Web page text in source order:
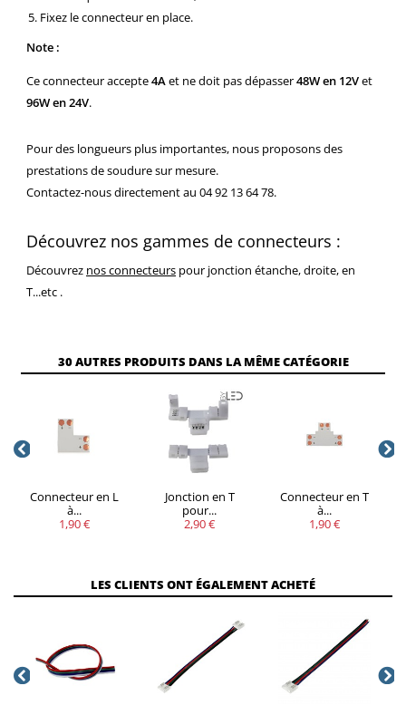
Fixez le connecteur en place.
Note :
Ce connecteur accepte4Aet ne doit pas dépasser48W en 12Vet
96W en 24V.
Pour des longueurs plus importantes, nous proposons des
prestations de soudure sur mesure.
Contactez-nous directement au 04 92 13 64 78.
Découvrez nos gammes de connecteurs :
Découvrez nos connecteurs pour jonction étanche, droite, en
T...etc .
30 AUTRES PRODUITS DANS LA MÊME CATÉGORIE
Connecteur en L
à...
1,90 €
Jonction en T
pour...
2,90 €
Connecteur en T
à...
1,90 €
LES CLIENTS ONT ÉGALEMENT ACHETÉ